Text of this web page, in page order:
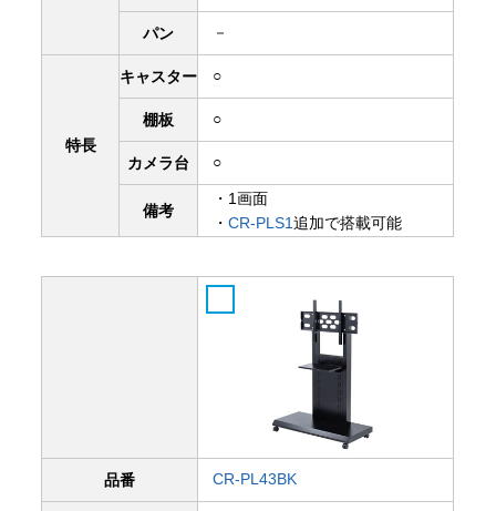
パン －
特長
キャスター ○
棚板 ○
カメラ台 ○
備考
・1画面
・ CR-PLS1追加で搭載可能
品番 CR-PL43BK